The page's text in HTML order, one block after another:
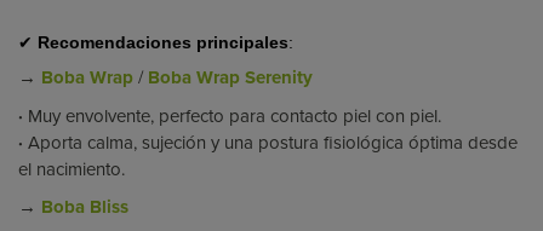
✔ Recomendaciones principales:
→ Boba Wrap / Boba Wrap Serenity
· Muy envolvente, perfecto para contacto piel con piel.
· Aporta calma, sujeción y una postura fisiológica óptima desde
el nacimiento.
→ Boba Bliss